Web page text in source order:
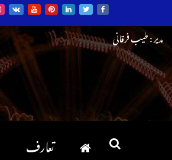
to
content
مدیر : طیب فرقانی
تعارف